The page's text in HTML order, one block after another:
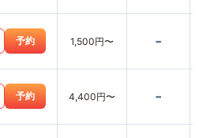
予約 1,500円〜 -
予約 4,400円〜 -